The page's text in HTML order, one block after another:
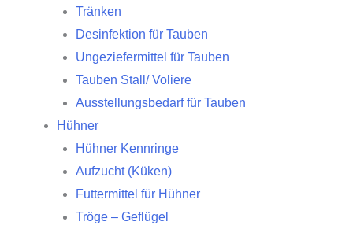
Tränken
Desinfektion für Tauben
Ungeziefermittel für Tauben
Tauben Stall/ Voliere
Ausstellungsbedarf für Tauben
Hühner
Hühner Kennringe
Aufzucht (Küken)
Futtermittel für Hühner
Tröge – Geflügel